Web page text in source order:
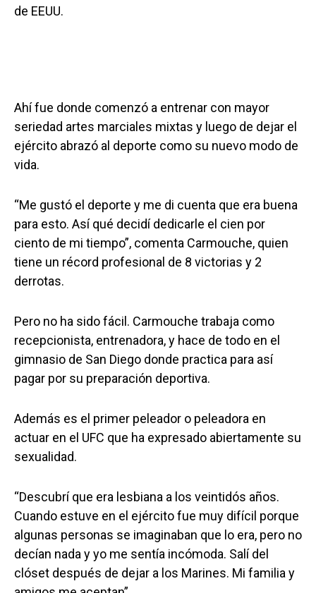
de EEUU.
Ahí fue donde comenzó a entrenar con mayor
seriedad artes marciales mixtas y luego de dejar el
ejército abrazó al deporte como su nuevo modo de
vida.
“Me gustó el deporte y me di cuenta que era buena
para esto. Así qué decidí dedicarle el cien por
ciento de mi tiempo”, comenta Carmouche, quien
tiene un récord profesional de 8 victorias y 2
derrotas.
Pero no ha sido fácil. Carmouche trabaja como
recepcionista, entrenadora, y hace de todo en el
gimnasio de San Diego donde practica para así
pagar por su preparación deportiva.
Además es el primer peleador o peleadora en
actuar en el UFC que ha expresado abiertamente su
sexualidad.
“Descubrí que era lesbiana a los veintidós años.
Cuando estuve en el ejército fue muy difícil porque
algunas personas se imaginaban que lo era, pero no
decían nada y yo me sentía incómoda. Salí del
clóset después de dejar a los Marines. Mi familia y